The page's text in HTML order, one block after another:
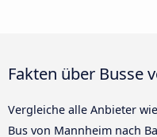
Fakten über Busse
Vergleiche alle Anbieter
Bus von Mannheim nach